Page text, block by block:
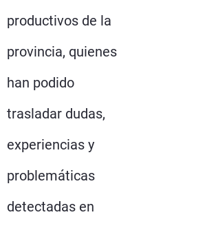
productivos de la
provincia, quienes
han podido
trasladar dudas,
experiencias y
problemáticas
detectadas en